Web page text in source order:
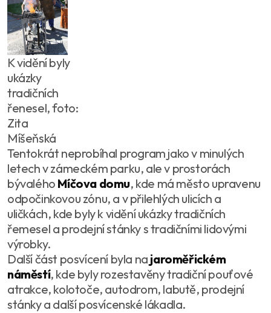
K vidění byly
ukázky
tradičních
řenesel, foto:
Zita
Míšeňská
Tentokrát neprobíhal program jako v minulých
letech v zámeckém parku, ale v prostorách
bývalého Míčova domu, kde má město upravenu
odpočinkovou zónu, a v přilehlých ulicích a
uličkách, kde byly k vidění ukázky tradičních
řemesel a prodejní stánky s tradičními lidovými
výrobky.
Další část posvícení byla na jaroměřickém
náměstí, kde byly rozestavěny tradiční pouťové
atrakce, kolotoče, autodrom, labutě, prodejní
stánky a další posvícenské lákadla.